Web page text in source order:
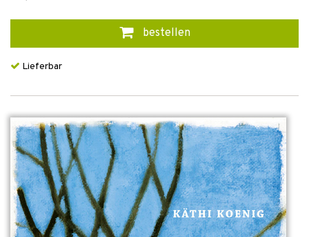
bestellen
Lieferbar